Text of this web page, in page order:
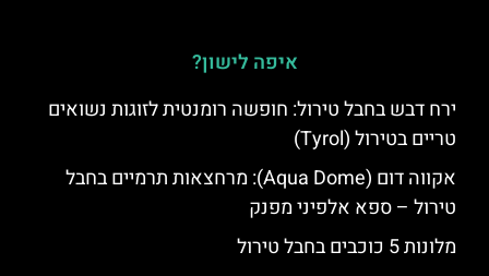
איפה לישון?
ירח דבש בחבל טירול: חופשה רומנטית לזוגות נשואים
טריים בטירול (Tyrol)
אקווה דום (Aqua Dome): מרחצאות תרמיים בחבל
טירול – ספא אלפיני מפנק
מלונות 5 כוכבים בחבל טירול